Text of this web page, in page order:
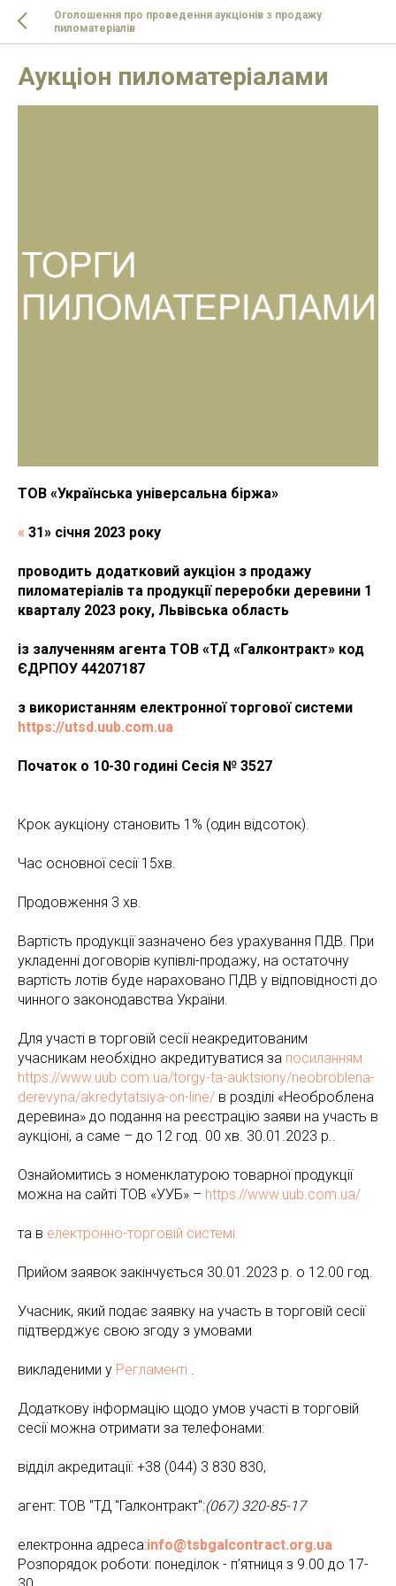
Оголошення про проведення аукціонів з продажу
пиломатеріалів
Аукціон пиломатеріалами
ТОВ «Українська універсальна біржа»
« 31» січня 2023 року
проводить додатковий аукціон з продажу
пиломатеріалів та продукції переробки деревини 1
кварталу 2023 року, Львівська область
із залученням агента ТОВ «ТД «Галконтракт» код
ЄДРПОУ 44207187
з використанням електронної торгової системи
https://utsd.uub.com.ua
Початок о 10-30 годині Сесія № 3527
Крок аукціону становить 1% (один відсоток).
Час основної сесії 15хв.
Продовження 3 хв.
Вартість продукції зазначено без урахування ПДВ. При
укладенні договорів купівлі-продажу, на остаточну
вартість лотів буде нараховано ПДВ у відповідності до
чинного законодавства України.
Для участі в торговій сесії неакредитованим
учасникам необхідно акредитуватися за посиланням
https://www.uub.com.ua/torgy-ta-auktsiony/neobroblena-
derevyna/akredytatsiya-on-line/ в розділі «Необроблена
деревина» до подання на реєстрацію заяви на участь в
аукціоні, а саме – до 12 год. 00 хв. 30.01.2023 р..
Ознайомитись з номенклатурою товарної продукції
можна на сайті ТОВ «УУБ» – https://www.uub.com.ua/
та в електронно-торговій системі.
Прийом заявок закінчується 30.01.2023 р. о 12.00 год.
Учасник, який подає заявку на участь в торговій сесії
підтверджує свою згоду з умовами
викладеними у Регламенті .
Додаткову інформацію щодо умов участі в торговій
сесії можна отримати за телефонами:
відділ акредитації: +38 (044) 3 830 830,
агент: ТОВ "ТД "Галконтракт":(067) 320-85-17
електронна адреса:info@tsbgalcontract.org.ua
Розпорядок роботи: понеділок - п’ятниця з 9.00 до 17-